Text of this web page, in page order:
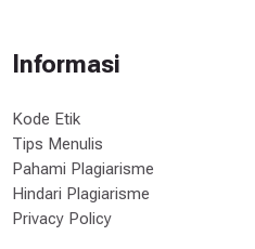
Informasi
Kode Etik
Tips Menulis
Pahami Plagiarisme
Hindari Plagiarisme
Privacy Policy